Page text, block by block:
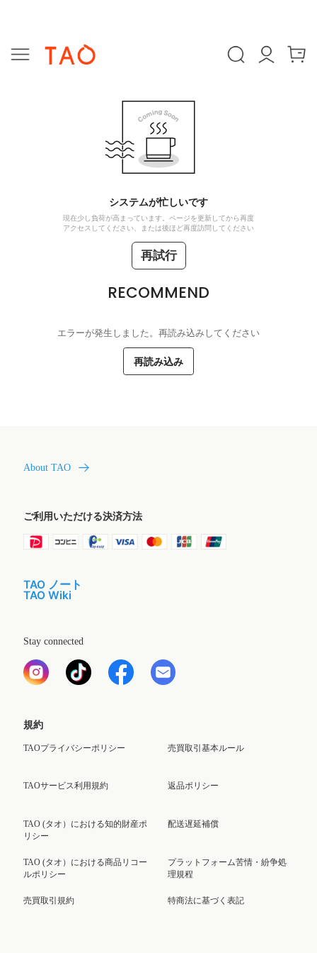
システムが忙しいです
現在少し負荷が高まっています。ページを更新してから再度
アクセスしてください、または後ほど再度訪問してください
再試行
RECOMMEND
エラーが発生しました。再読み込みしてください
再読み込み
About TAO
ご利用いただける決済方法
TAO ノート
TAO Wiki
Stay connected
規約
TAOプライバシーポリシー
TAOサービス利用規約
TAO (タオ）における知的財産ポ
リシー
TAO (タオ）における商品リコー
ルポリシー
売買取引規約
売買取引基本ルール
返品ポリシー
配送遅延補償
プラットフォーム苦情・紛争処
理規程
特商法に基づく表記